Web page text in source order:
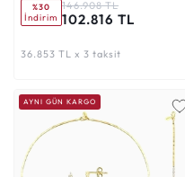
%30
İndirim
146.908 TL
102.816 TL
36.853 TL x 3 taksit
AYNI GÜN KARGO